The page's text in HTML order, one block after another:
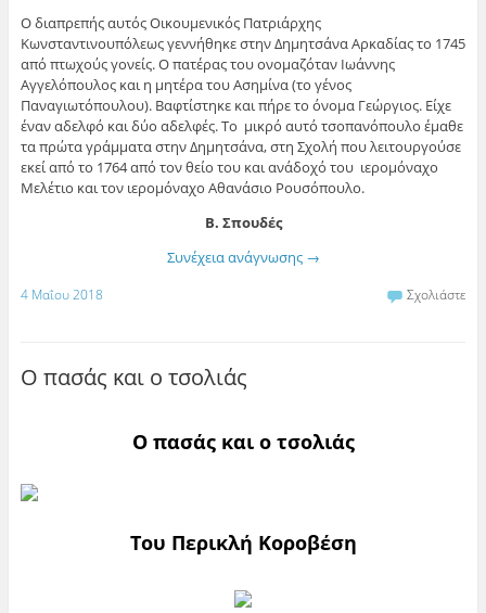
Ο διαπρεπής αυτός Οικουμενικός Πατριάρχης
Κωνσταντινουπόλεως γεννήθηκε στην Δημητσάνα Αρκαδίας το 1745
από πτωχούς γονείς. Ο πατέρας του ονομαζόταν Ιωάννης
Αγγελόπουλος και η μητέρα του Ασημίνα (το γένος
Παναγιωτόπουλου). Βαφτίστηκε και πήρε το όνομα Γεώργιος. Είχε
έναν αδελφό και δύο αδελφές. Το μικρό αυτό τσοπανόπουλο έμαθε
τα πρώτα γράμματα στην Δημητσάνα, στη Σχολή που λειτουργούσε
εκεί από το 1764 από τον θείο του και ανάδοχό του ιερομόναχο
Μελέτιο και τον ιερομόναχο Αθανάσιο Ρουσόπουλο.
Β. Σπουδές
Συνέχεια ανάγνωσης →
4 Μαΐου 2018 Σχολιάστε
Ο πασάς και ο τσολιάς
Ο πασάς και ο τσολιάς
Του Περικλή Κοροβέση